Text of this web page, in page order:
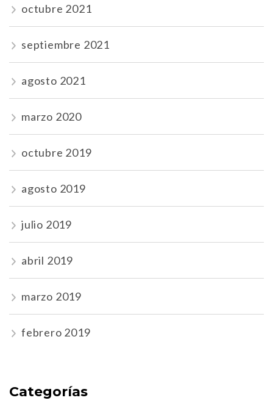
octubre 2021
septiembre 2021
agosto 2021
marzo 2020
octubre 2019
agosto 2019
julio 2019
abril 2019
marzo 2019
febrero 2019
Categorías